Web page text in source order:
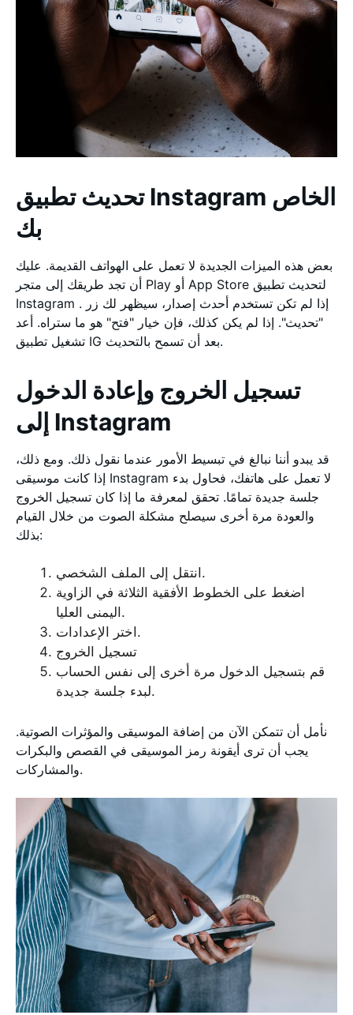
تحديث تطبيق Instagram الخاص
بك
بعض هذه الميزات الجديدة لا تعمل على الهواتف القديمة. عليك
أن تجد طريقك إلى متجر Play أو App Store لتحديث تطبيق
Instagram . إذا لم تكن تستخدم أحدث إصدار، سيظهر لك زر
"تحديث". إذا لم يكن كذلك، فإن خيار "فتح" هو ما ستراه. أعد
تشغيل تطبيق IG بعد أن تسمح بالتحديث.
تسجيل الخروج وإعادة الدخول
إلى Instagram
قد يبدو أننا نبالغ في تبسيط الأمور عندما نقول ذلك. ومع ذلك،
إذا كانت موسيقى Instagram لا تعمل على هاتفك، فحاول بدء
جلسة جديدة تمامًا. تحقق لمعرفة ما إذا كان تسجيل الخروج
والعودة مرة أخرى سيصلح مشكلة الصوت من خلال القيام
بذلك:
انتقل إلى الملف الشخصي.
اضغط على الخطوط الأفقية الثلاثة في الزاوية
اليمنى العليا.
اختر الإعدادات.
تسجيل الخروج
قم بتسجيل الدخول مرة أخرى إلى نفس الحساب
لبدء جلسة جديدة.
نأمل أن تتمكن الآن من إضافة الموسيقى والمؤثرات الصوتية.
يجب أن ترى أيقونة رمز الموسيقى في القصص والبكرات
والمشاركات.